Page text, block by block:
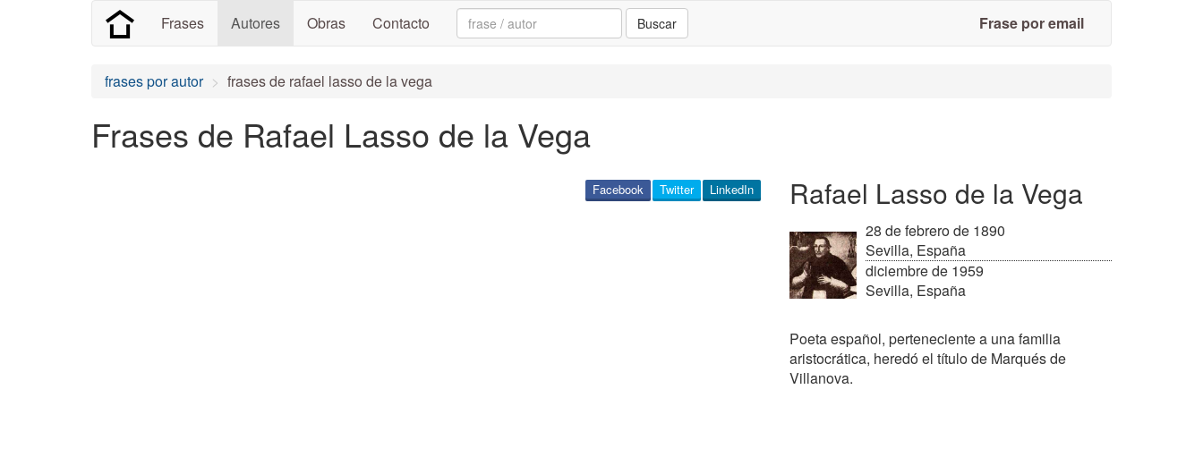
Frases Autores Obras Contacto Search: Buscar Frase por email
frases por autor frases de rafael lasso de la vega
Frases de Rafael Lasso de la Vega
LinkedIn
Twitter
Facebook Rafael Lasso de la Vega
28 de febrero de 1890
Sevilla, España
diciembre de 1959
Sevilla, España
Poeta español, perteneciente a una familia
aristocrática, heredó el título de Marqués de
Villanova.